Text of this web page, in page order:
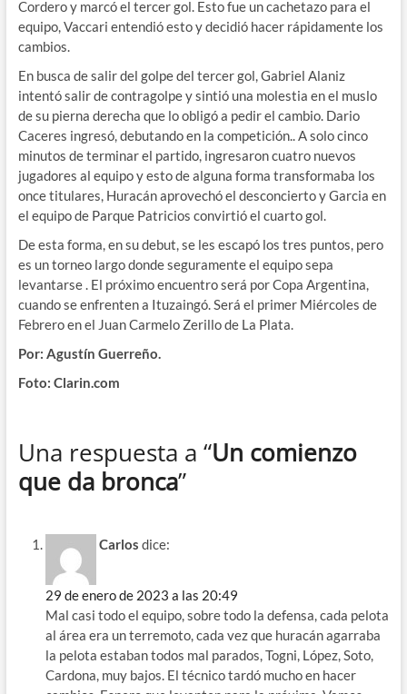
Cordero y marcó el tercer gol. Esto fue un cachetazo para el
equipo, Vaccari entendió esto y decidió hacer rápidamente los
cambios.
En busca de salir del golpe del tercer gol, Gabriel Alaniz
intentó salir de contragolpe y sintió una molestia en el muslo
de su pierna derecha que lo obligó a pedir el cambio. Dario
Caceres ingresó, debutando en la competición.. A solo cinco
minutos de terminar el partido, ingresaron cuatro nuevos
jugadores al equipo y esto de alguna forma transformaba los
once titulares, Huracán aprovechó el desconcierto y Garcia en
el equipo de Parque Patricios convirtió el cuarto gol.
De esta forma, en su debut, se les escapó los tres puntos, pero
es un torneo largo donde seguramente el equipo sepa
levantarse . El próximo encuentro será por Copa Argentina,
cuando se enfrenten a Ituzaingó. Será el primer Miércoles de
Febrero en el Juan Carmelo Zerillo de La Plata.
Por: Agustín Guerreño.
Foto: Clarin.com
Una respuesta a “Un comienzo
que da bronca”
Carlos dice:
29 de enero de 2023 a las 20:49
Mal casi todo el equipo, sobre todo la defensa, cada pelota
al área era un terremoto, cada vez que huracán agarraba
la pelota estaban todos mal parados, Togni, López, Soto,
Cardona, muy bajos. El técnico tardó mucho en hacer